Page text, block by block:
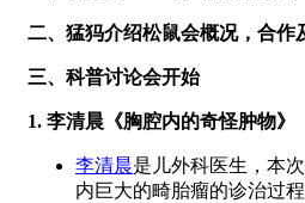
二、猛犸介绍松鼠会概况，合作
三、科普讨论会开始
1. 李清晨《胸腔内的奇怪肿物》
李清晨是儿外科医生，本
内巨大的畸胎瘤的诊治过程